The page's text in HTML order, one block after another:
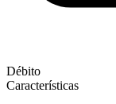
Débito
Características